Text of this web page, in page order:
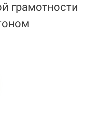
грамотности